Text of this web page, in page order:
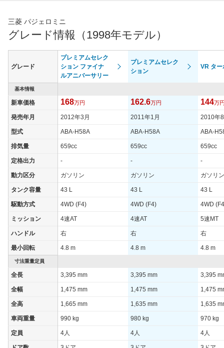
三菱 パジェロミニ
グレード情報（1998年モデル）
グレード
プレミアムセレク
ション ファイナ
ルアニバーサリー
プレミアムセレク
ション
VR ター
基本情報
新車価格 168万円 162.6万円 144万
発売年月 2012年3月 2011年1月 2010年
型式 ABA-H58A ABA-H58A ABA-
排気量 659cc 659cc 659cc
定格出力 - - -
動力区分 ガソリン ガソリン ガソリン
タンク容量 43 L 43 L 43 L
駆動方式 4WD (F4) 4WD (F4) 4WD
ミッション 4速AT 4速AT 5速MT
ハンドル 右 右 右
最小回転 4.8 m 4.8 m 4.8 m
寸法重量定員
全長 3,395 mm 3,395 mm 3,395
全幅 1,475 mm 1,475 mm 1,475
全高 1,665 mm 1,635 mm 1,635
車両重量 990 kg 980 kg 970 kg
定員 4人 4人 4人